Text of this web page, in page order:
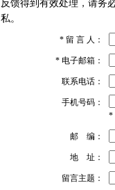
反馈得到有效处理，请务
私。
* 留 言 人：
* 电子邮箱：
联系电话：
手机号码：
*
邮 编：
地 址：
留言主题：